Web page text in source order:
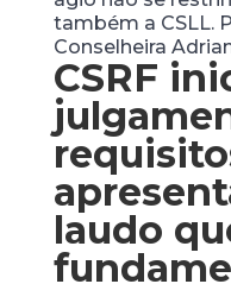
também a CSLL.
Conselheira
CSRF
laudo